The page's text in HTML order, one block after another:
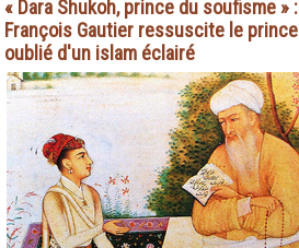
« Dara Shukoh, prince du soufisme » :
François Gautier ressuscite le prince
oublié d'un islam éclairé